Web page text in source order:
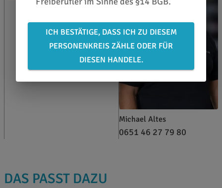
Michael Altes
0651 46 27 79 80
DAS PASST DAZU
ICH BESTÄTIGE, DASS ICH ZU DIESEM
PERSONENKREIS ZÄHLE ODER FÜR
DIESEN HANDELE.